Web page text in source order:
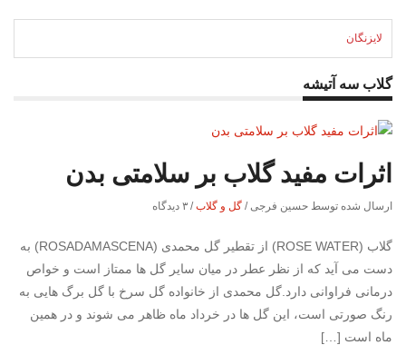
لایزنگان
گلاب سه آتیشه
اثرات مفید گلاب بر سلامتی بدن
ارسال شده توسط حسین فرجی/ گل و گلاب / ۳ دیدگاه
گلاب (ROSE WATER) از تقطیر گل محمدی (ROSADAMASCENA) به
دست می آید که از نظر عطر در میان سایر گل ها ممتاز است و خواص
درمانی فراوانی دارد.گل محمدی از خانواده گل سرخ با گل برگ هایی به
رنگ صورتی است، این گل ها در خرداد ماه ظاهر می شوند و در همین
ماه است […]